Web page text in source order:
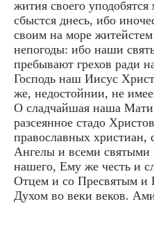
жития своего
сбыстся днесь, ибо
своим на море
непогоды: ибо наши
пребывают грехов ради
Господь наш Иисус
же, недостойнии, не
О сладчайшая наша
разсеянное стадо
православных христиан,
Ангелы и всеми святыми
нашего, Ему же честь и
Отцем и со Пресвятым
Духом во веки веков.